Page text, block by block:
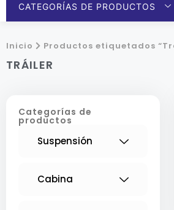
CATEGORÍAS DE PRODUCTOS
Inicio Productos etiquetados
TRÁILER
Categorías de
productos
Suspensión
Cabina